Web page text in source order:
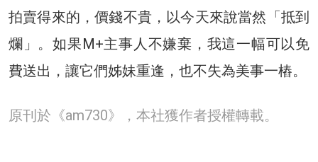
拍賣得來的，價錢不貴，以今天來說當然「抵到
爛」。如果M+主事人不嫌棄，我這一幅可以免
費送出，讓它們姊妹重逢，也不失為美事一樁。
原刊於《am730》，本社獲作者授權轉載。